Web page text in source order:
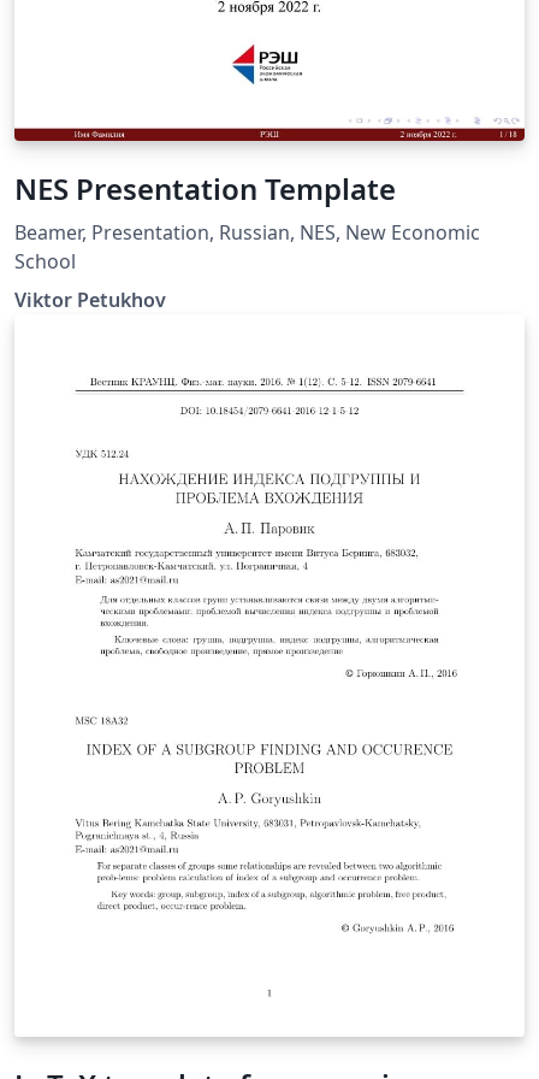
NES Presentation Template
Beamer, Presentation, Russian, NES, New Economic
School
Viktor Petukhov